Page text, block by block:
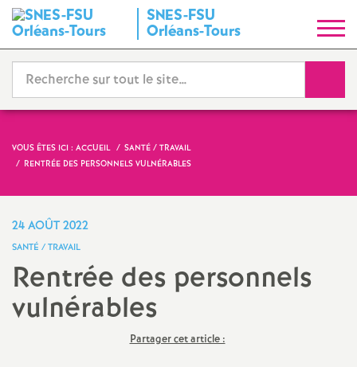
SNES-FSU
Orléans-Tours
y
n
i
a
VOUS ÊTES ICI : ACCUEIL
SANTÉ / TRAVAIL
RENTRÉE DES PERSONNELS VULNÉRABLES
24 AOÛT 2022
SANTÉ / TRAVAIL
Rentrée des personnels
vulnérables
Partager cet article :